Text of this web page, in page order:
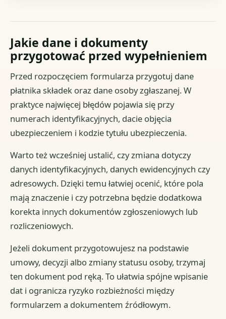
Jakie dane i dokumenty
przygotować przed wypełnieniem
Przed rozpoczęciem formularza przygotuj dane
płatnika składek oraz dane osoby zgłaszanej. W
praktyce najwięcej błędów pojawia się przy
numerach identyfikacyjnych, dacie objęcia
ubezpieczeniem i kodzie tytułu ubezpieczenia.
Warto też wcześniej ustalić, czy zmiana dotyczy
danych identyfikacyjnych, danych ewidencyjnych czy
adresowych. Dzięki temu łatwiej ocenić, które pola
mają znaczenie i czy potrzebna będzie dodatkowa
korekta innych dokumentów zgłoszeniowych lub
rozliczeniowych.
Jeżeli dokument przygotowujesz na podstawie
umowy, decyzji albo zmiany statusu osoby, trzymaj
ten dokument pod ręką. To ułatwia spójne wpisanie
dat i ogranicza ryzyko rozbieżności między
formularzem a dokumentem źródłowym.